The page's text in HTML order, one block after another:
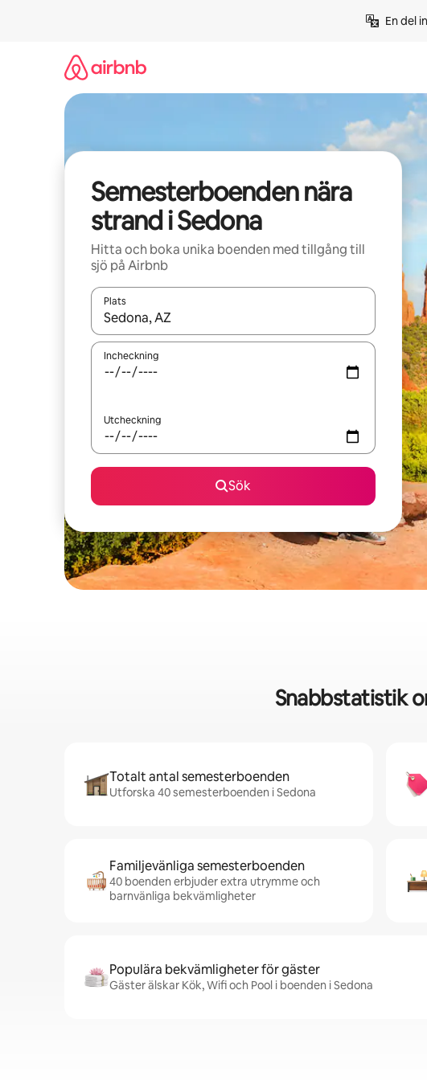
En del
Semesterboenden nära
strand i Sedona
Hitta och boka unika boenden med tillgång till
sjö på Airbnb
Plats
När resultaten är tillgängliga kan du navigera med upp- och
Incheckning
Utcheckning
Sök
Snabbstatistik
Totalt antal semesterboenden
Utforska 40 semesterboenden i Sedona
Familjevänliga semesterboenden
40 boenden erbjuder extra utrymme och
barnvänliga bekvämligheter
Populära bekvämligheter för gäster
Gäster älskar Kök, Wifi och Pool i boenden i Sedona